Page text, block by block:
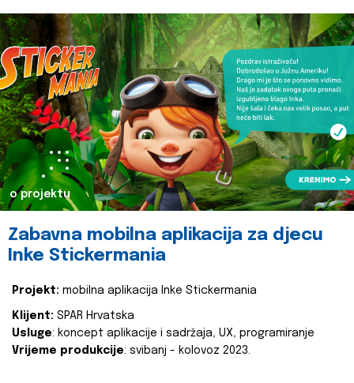
o projektu
Zabavna mobilna aplikacija za djecu
Inke Stickermania
Projekt: mobilna aplikacija Inke Stickermania
Klijent: SPAR Hrvatska
Usluge: koncept aplikacije i sadržaja, UX, programiranje
Vrijeme produkcije: svibanj - kolovoz 2023.